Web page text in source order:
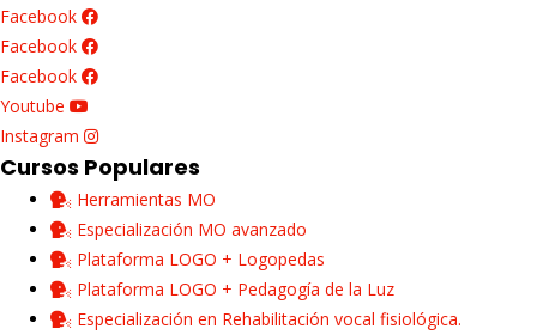
Facebook
Facebook
Facebook
Youtube
Instagram
Cursos Populares
Herramientas MO
Especialización MO avanzado
Plataforma LOGO + Logopedas
Plataforma LOGO + Pedagogía de la Luz
Especialización en Rehabilitación vocal fisiológica.